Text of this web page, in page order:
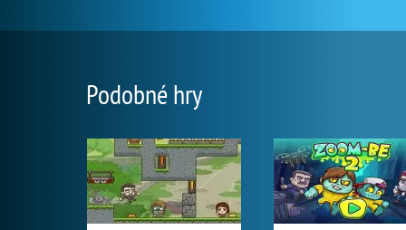
Podobné hry